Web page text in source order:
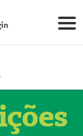
Master)